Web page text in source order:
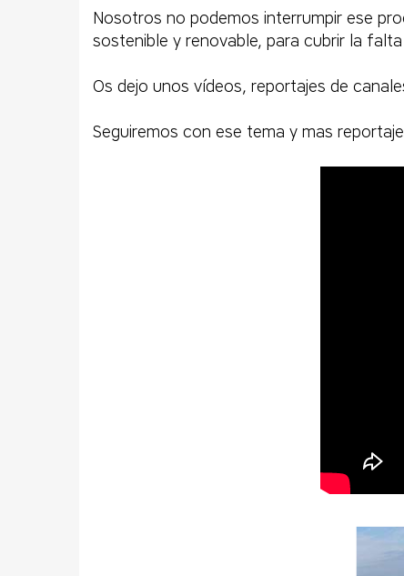
Nosotros no podemos interrumpir ese
sostenible y renovable, para cubrir la
​​​​​​​Os dejo unos vídeos, reportajes de
Seguiremos con ese tema y mas